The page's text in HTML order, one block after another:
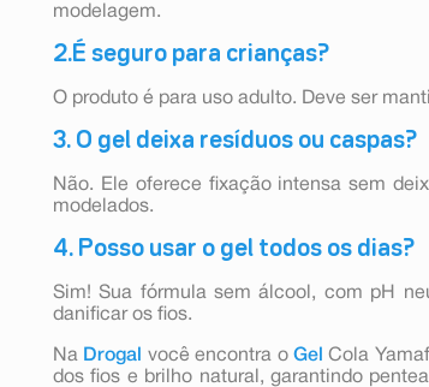
modelagem.
2.É seguro para crianças?
O produto é para uso adulto. Deve ser
3. O gel deixa resíduos ou caspas?
Não. Ele oferece fixação intensa sem
modelados.
4. Posso usar o gel todos os dias?
Sim! Sua fórmula sem álcool, com pH
danificar os fios.
Na Drogal você encontra o Gel Cola
dos fios e brilho natural, garantindo